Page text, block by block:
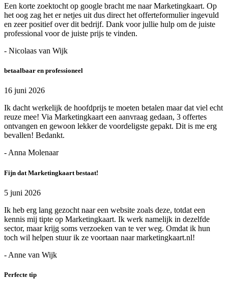
Een korte zoektocht op google bracht me naar Marketingkaart. Op
het oog zag het er netjes uit dus direct het offerteformulier ingevuld
en zeer positief over dit bedrijf. Dank voor jullie hulp om de juiste
professional voor de juiste prijs te vinden.
- Nicolaas van Wijk
betaalbaar en professioneel
16 juni 2026
Ik dacht werkelijk de hoofdprijs te moeten betalen maar dat viel echt
reuze mee! Via Marketingkaart een aanvraag gedaan, 3 offertes
ontvangen en gewoon lekker de voordeligste gepakt. Dit is me erg
bevallen! Bedankt.
- Anna Molenaar
Fijn dat Marketingkaart bestaat!
5 juni 2026
Ik heb erg lang gezocht naar een website zoals deze, totdat een
kennis mij tipte op Marketingkaart. Ik werk namelijk in dezelfde
sector, maar krijg soms verzoeken van te ver weg. Omdat ik hun
toch wil helpen stuur ik ze voortaan naar marketingkaart.nl!
- Anne van Wijk
Perfecte tip